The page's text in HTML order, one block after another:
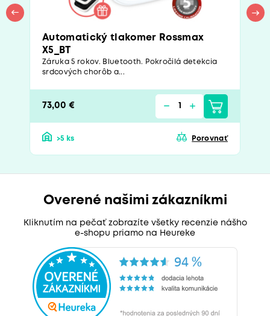
Automatický tlakomer Rossmax
X5_BT
Záruka 5 rokov. Bluetooth. Pokročilá detekcia
srdcových chorôb a...
73,00 €
>5 ks Porovnať
Overené našimi zákazníkmi
Kliknutím na pečať zobrazíte všetky recenzie nášho
e-shopu priamo na Heureke